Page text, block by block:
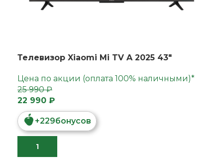
Телевизор Xiaomi Mi TV A 2025 43"
Цена по акции (оплата 100% наличными)*
22 990 ₽
+229бонусов
25 990 ₽